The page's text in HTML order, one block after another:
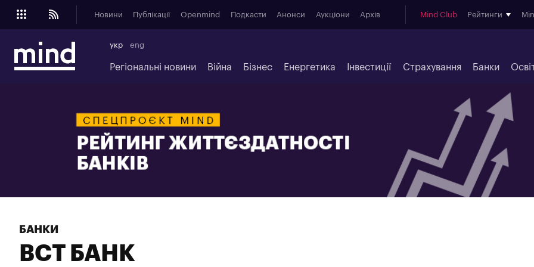
Новини Публікації Openmind Подкасти Анонси Аукціони Архів Mind Club Рейтинги
укр eng
Регіональні новини Війна Бізнес Енергетика Інвестиції Страхування Банки
БАНКИ
ВСТ БАНК